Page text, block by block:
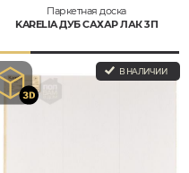
Паркетная доска
KARELIA ДУБ САХАР ЛАК 3П
В НАЛИЧИИ